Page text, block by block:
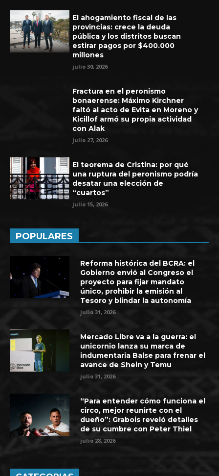
Experiencia de seis años en UEFA
El ahogamiento fiscal de las
provincias: crece la deuda
pública y los distritos buscan
estirar pagos por $400.000
millones
julio 30, 2026
Fractura en el peronismo
bonaerense: Máximo Kirchner
faltó al acto de Evita en Moreno y
Kicillof armó su propia actividad
con Alak
julio 27, 2026
El teorema de Cristina: por qué
una ruptura del peronismo podría
desatar una elección de
“cuartos”
julio 15, 2026
POPULARES
Reforma histórica del BCRA: el
Gobierno envió al Congreso el
proyecto para fijar mandato
único, prohibir la emisión al
Tesoro y blindar la autonomía
julio 31, 2026
Mercado Libre va a la guerra: el
unicornio lanza su marca de
indumentaria Balse para frenar el
avance de Shein y Temu
julio 31, 2026
“Para entender cómo funciona el
circo, mejor reunirte con el
dueño”: Grabois reveló detalles
de su cumbre con Peter Thiel
julio 28, 2026